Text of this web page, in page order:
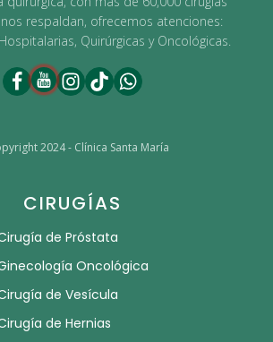
respaldan, ofrecemos atenciones:
Quirúrgicas y Oncológicas.
2024 - Clínica Santa María
CIRUGÍAS
de Próstata
Oncológica
de Vesícula
de Hernias